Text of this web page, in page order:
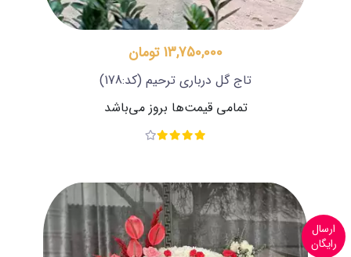
13,750,000 تومان
تاج گل درباری ترحیم (کد:178)
تمامی قیمت‌ها بروز می‌باشد
ارسال
رایگان